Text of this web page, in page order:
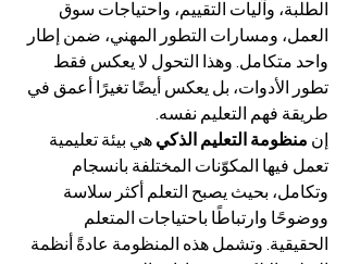
الطلبة، وآليات التقييم، واحتياجات سوق
العمل، ومسارات التطور المهني، ضمن إطار
واحد متكامل. وهذا التحول لا يعكس فقط
تطور الأدوات، بل يعكس أيضًا تغيرًا أعمق في
طريقة فهم التعليم نفسه.
إن منظومة التعليم الذكي هي بيئة تعليمية
تعمل فيها المكوّنات المختلفة بانسجام
وتكامل، بحيث يصبح التعلم أكثر سلاسة
ووضوحًا وارتباطًا باحتياجات المتعلم
الحقيقية. وتشمل هذه المنظومة عادةً أنظمة